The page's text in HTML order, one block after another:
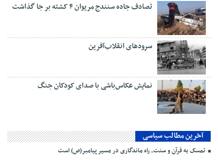
تصادف جاده سنندج مریوان ۴ کشته بر جا گذاشت
سرودهای انقلاب‌آفرین
نمایش عکاس‌باشی با صدای کودکان جنگ
آخرین مطالب سیاسی
تمسک به قرآن و سنت، راه ماندگاری در مسیر پیامبر(ص) است